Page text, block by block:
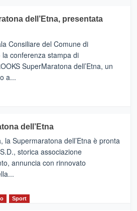
dell’Etna, presentata
Consiliare del Comune di
conferenza stampa di
SuperMaratona dell’Etna, un
a...
dell’Etna
la Supermaratona dell’Etna è pronta
storica associazione
annuncia con rinnovato
Sport